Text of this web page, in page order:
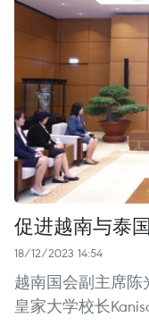
促进越南与泰
18/12/2023 14:54
越南国会副主席陈
皇家大学校长